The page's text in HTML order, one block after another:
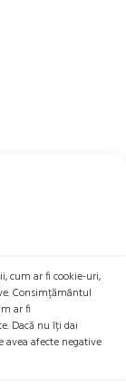
cum ar fi cookie-uri,
Consimțământul
ar fi
Dacă nu îți dai
afecte negative